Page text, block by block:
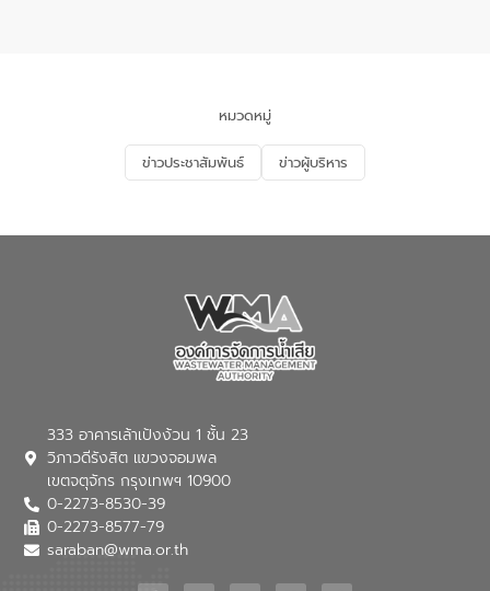
จัดการน้ำเสียและสร้างจิตสำนึกในการ
อนุรักษ์สิ่งแวดล้อม ในหัวข้อ “น้ำเสียชุมชน
และการบำบัดน้ำเสียเบื้องต้น” โดยให้ความรู้
เกี่ยวกับสาเหตุและผลกระทบของน้ำเสีย
ณ เทศบาลตำบลบางเลน จังหวัดนครปฐม
หมวดหมู่
ข่าวประชาสัมพันธ์ ข่าวผู้บริหาร
333 อาคารเล้าเป้งง้วน 1 ชั้น 23
วิภาวดีรังสิต แขวงจอมพล
เขตจตุจักร กรุงเทพฯ 10900
0-2273-8530-39
0-2273-8577-79
saraban@wma.or.th